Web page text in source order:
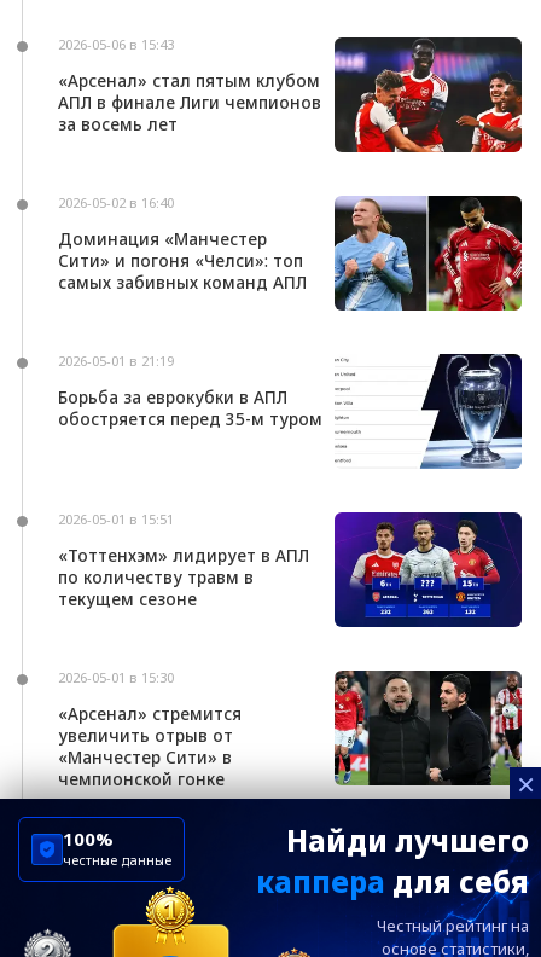
2026-05-06 в 15:43
«Арсенал» стал пятым клубом
АПЛ в финале Лиги чемпионов
за восемь лет
2026-05-02 в 16:40
Доминация «Манчестер
Сити» и погоня «Челси»: топ
самых забивных команд АПЛ
2026-05-01 в 21:19
Борьба за еврокубки в АПЛ
обостряется перед 35-м туром
2026-05-01 в 15:51
«Тоттенхэм» лидирует в АПЛ
по количеству травм в
текущем сезоне
2026-05-01 в 15:30
«Арсенал» стремится
увеличить отрыв от
«Манчестер Сити» в
чемпионской гонке
×
Найди лучшего
каппера для себя
Честный рейтинг на
основе статистики,
100%
честные данные
ChelseaBluesRu
ФК Челси
Посетителям
Информация